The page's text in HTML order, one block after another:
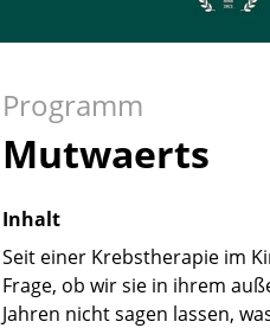
Programm
Mutwaerts
Inhalt
Seit einer Krebstherapie im
Frage, ob wir sie in ihrem
Jahren nicht sagen lassen,